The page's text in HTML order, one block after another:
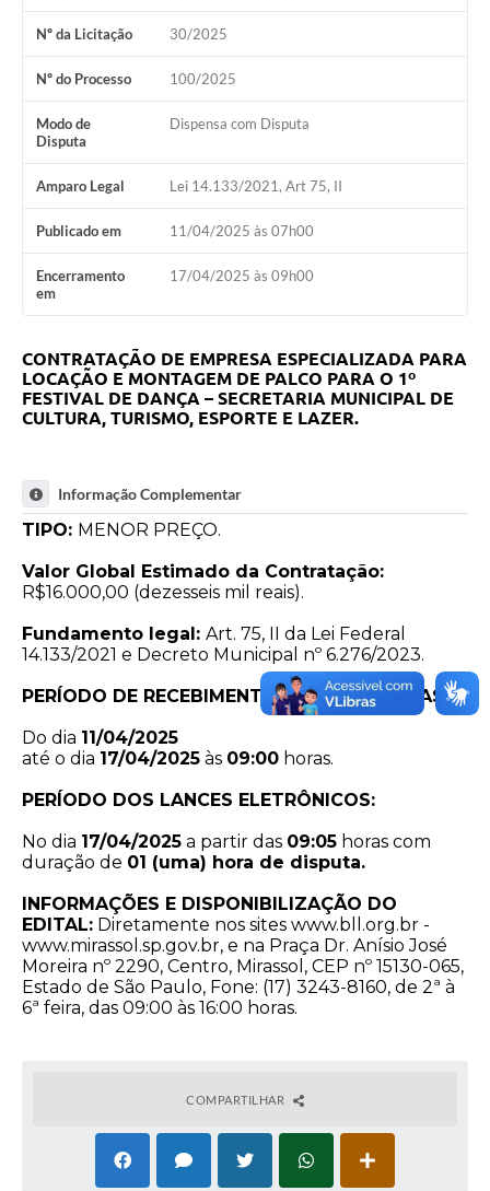
Nº da Licitação 30/2025
Nº do Processo 100/2025
Modo de
Disputa
Dispensa com Disputa
Amparo Legal Lei 14.133/2021, Art 75, II
Publicado em 11/04/2025 às 07h00
Encerramento
em
17/04/2025 às 09h00
CONTRATAÇÃO DE EMPRESA ESPECIALIZADA PARA
LOCAÇÃO E MONTAGEM DE PALCO PARA O 1º
FESTIVAL DE DANÇA – SECRETARIA MUNICIPAL DE
CULTURA, TURISMO, ESPORTE E LAZER.
Informação Complementar
TIPO: MENOR PREÇO.
Valor Global Estimado da Contratação:
R$16.000,00 (dezesseis mil reais).
Fundamento legal: Art. 75, II da Lei Federal
14.133/2021 e Decreto Municipal nº 6.276/2023.
PERÍODO DE RECEBIMENTO DAS PROPOSTAS:
Do dia 11/04/2025
até o dia 17/04/2025 às 09:00 horas.
PERÍODO DOS LANCES ELETRÔNICOS:
No dia 17/04/2025 a partir das 09:05 horas com
duração de 01 (uma) hora de disputa.
INFORMAÇÕES E DISPONIBILIZAÇÃO DO
EDITAL: Diretamente nos sites www.bll.org.br -
www.mirassol.sp.gov.br, e na Praça Dr. Anísio José
Moreira nº 2290, Centro, Mirassol, CEP nº 15130-065,
Estado de São Paulo, Fone: (17) 3243-8160, de 2ª à
6ª feira, das 09:00 às 16:00 horas.
COMPARTILHAR